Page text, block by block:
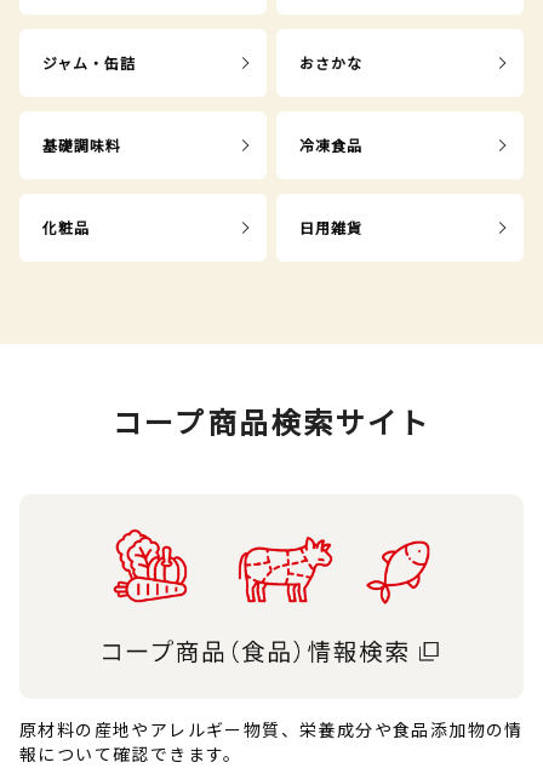
ジャム・缶詰 おさかな
基礎調味料 冷凍食品
化粧品 日用雑貨
コープ商品検索サイト
原材料の産地やアレルギー物質、栄養成分や食品添加物の情
報について確認できます。